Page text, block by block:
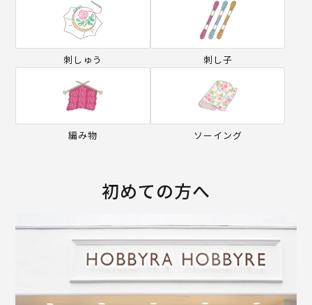
刺しゅう 刺し子
編み物 ソーイング
初めての方へ